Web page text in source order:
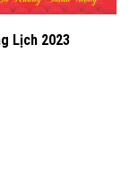
Lịch 2023